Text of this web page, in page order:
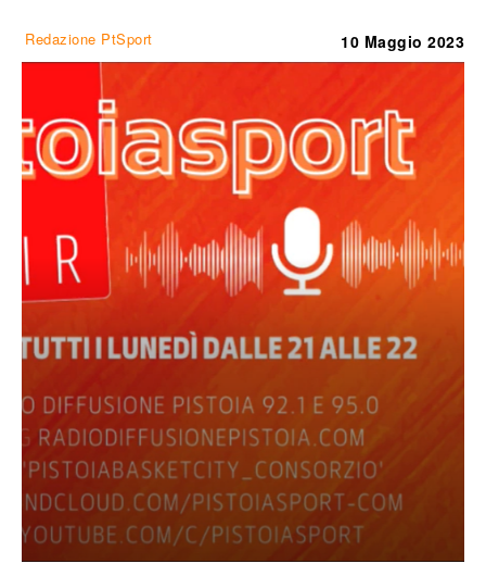
Redazione PtSport 10 Maggio 2023